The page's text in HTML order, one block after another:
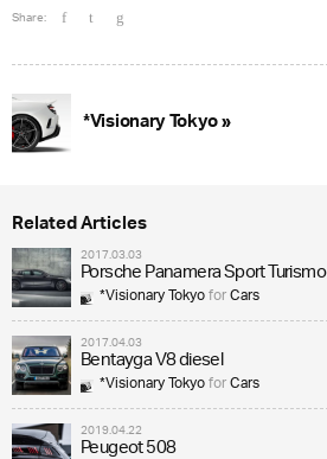
Share:
*Visionary Tokyo »
Related Articles
2017.03.03
Porsche Panamera Sport Turismo
*Visionary TokyoforCars
2017.04.03
Bentayga V8 diesel
*Visionary TokyoforCars
2019.04.22
Peugeot 508